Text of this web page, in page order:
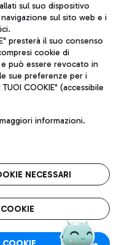
l'aeroporto
con il servizio di taxi a
gustosa in aeroporto
a direzione e
Roma 13032990155 P.
- 00054 Fiumicino (RM)
legali
sul suo dispositivo
sul sito web e i
presterà il suo consenso
cookie di
può essere revocato in
sue preferenze per i
COOKIE" (accessibile
informazioni.
NECESSARI